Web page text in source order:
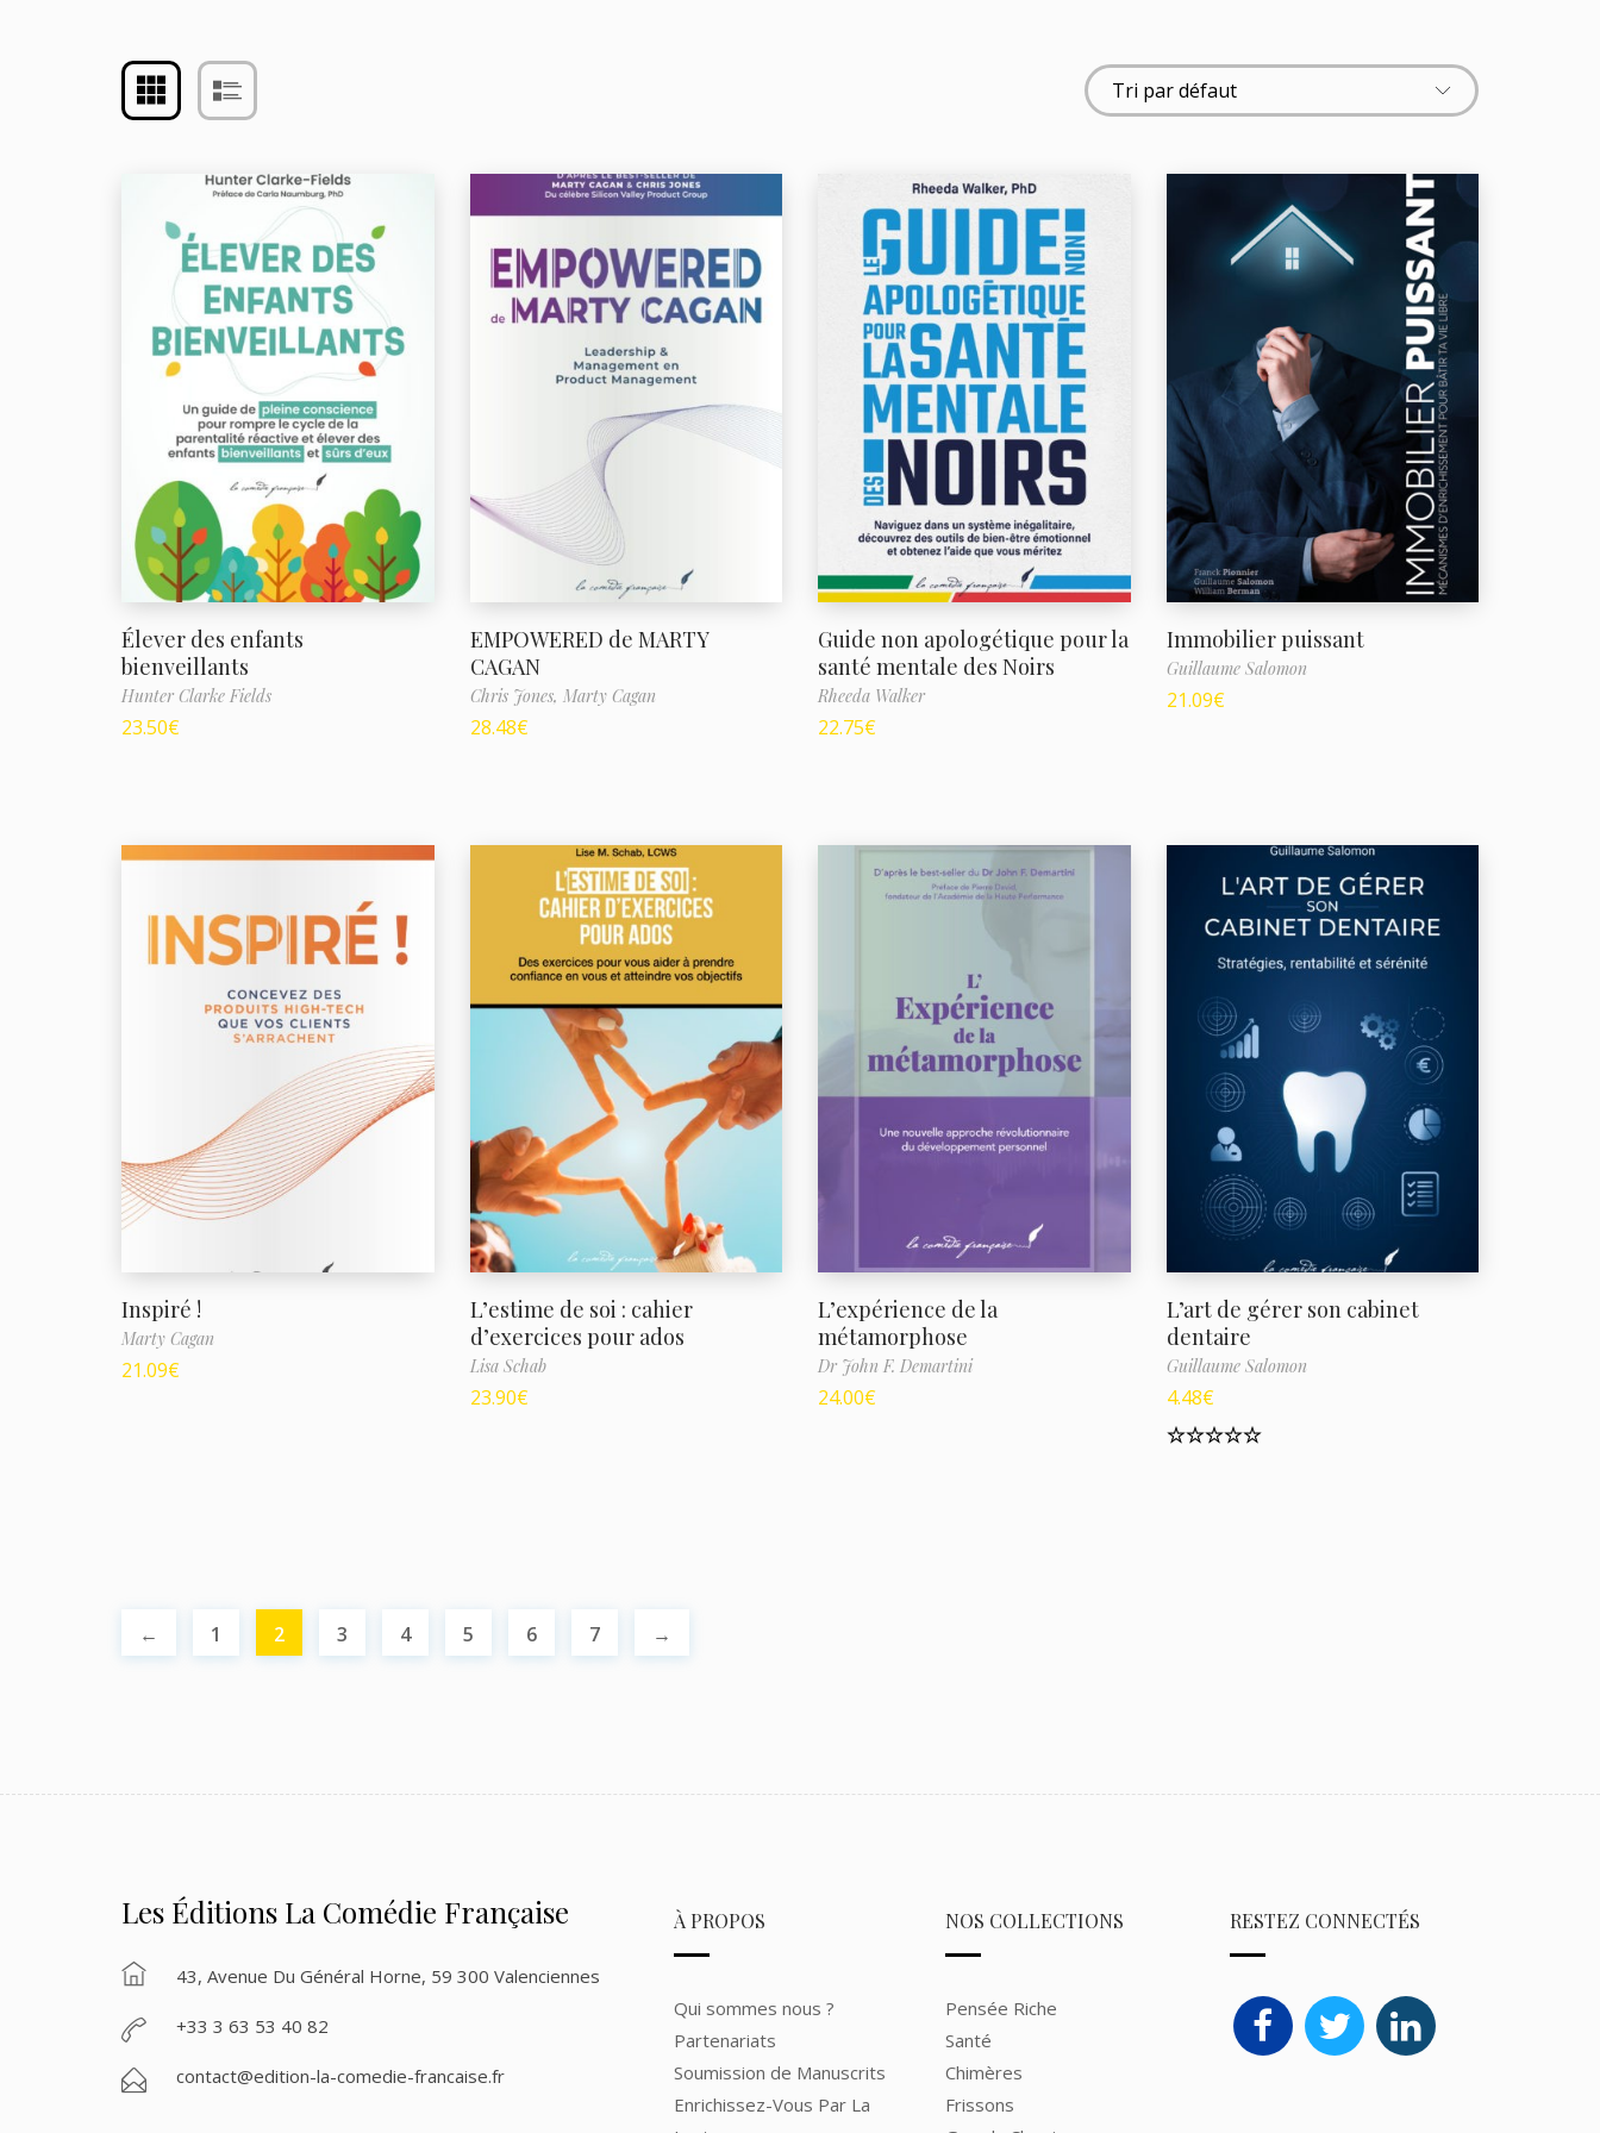
Élever des enfants
bienveillants
Hunter Clarke Fields
23.50€
EMPOWERED de MARTY
CAGAN
Chris Jones, Marty Cagan
28.48€
Guide non apologétique pour la
santé mentale des Noirs
Rheeda Walker
22.75€
Immobilier puissant
Guillaume Salomon
21.09€
Inspiré !
Marty Cagan
21.09€
L’estime de soi : cahier
d’exercices pour ados
Lisa Schab
23.90€
L’expérience de la
métamorphose
Dr John F. Demartini
24.00€
L’art de gérer son cabinet
dentaire
Guillaume Salomon
4.48€
← 1 2 3 4 5 6 7 →
Les Éditions La Comédie Française
43, Avenue Du Général Horne, 59 300 Valenciennes
+33 3 63 53 40 82
contact@edition-la-comedie-francaise.fr
À PROPOS
Qui sommes nous ?
Partenariats
Soumission de Manuscrits
Enrichissez-Vous Par La
NOS COLLECTIONS
Pensée Riche
Santé
Chimères
Frissons
RESTEZ CONNECTÉS